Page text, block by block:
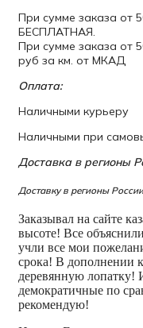
При сумме заказа от
БЕСПЛАТНАЯ.
При сумме заказа от
руб за км. от МКАД
Оплата:
Наличными курьеру
Наличными при
Доставка в регионы
Доставку в регионы
Заказывал на сайте
высоте! Все
учли все мои
срока! В дополнении
деревянную лопатку!
демократичные по
рекомендую!